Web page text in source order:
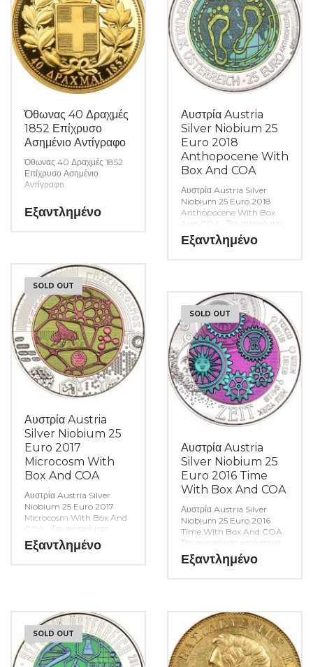
Όθωνας 40 Δραχμές
1852 Επίχρυσο
Ασημένιο Αντίγραφο
Όθωνας 40 Δραχμές 1852
Επίχρυσο Ασημένιο
Αντίγραφο.
Η γνησιότητα όλων των
προϊόντων μας είναι
αναλυτικά εφόσον
υπάρχουν. (Κωδ. 9358)
Εξαντλημένο
Αυστρία Austria
Silver Niobium 25
Euro 2018
Anthopocene With
Box And COA
Αυστρία Austria Silver
Niobium 25 Euro 2018
Anthopocene With Box
And COA. Στο φυσικό μας
κατάστημα θα βρείτε μεγάλη
ποικιλία ελληνικών και ξένων
αναλώσιμα για την συλλογή
σας. (Κωδ. 9296)
Εξαντλημένο
SOLD OUT
Αυστρία Austria
Silver Niobium 25
Euro 2017
Microcosm With
Box And COA
Αυστρία Austria Silver
Niobium 25 Euro 2017
Microcosm With Box And
COA. Στο φυσικό μας
κατάστημα θα βρείτε μεγάλη
ποικιλία ελληνικών και ξένων
Εξαντλημένο
SOLD OUT
Αυστρία Austria
Silver Niobium 25
Euro 2016 Time
With Box And COA
Αυστρία Austria Silver
Niobium 25 Euro 2016
Time With Box And COA.
Στο φυσικό μας κατάστημα
θα βρείτε μεγάλη ποικιλία
ελληνικών και ξένων
αναλώσιμα για την συλλογή
σας. (Κωδ. 9294)
Εξαντλημένο
SOLD OUT